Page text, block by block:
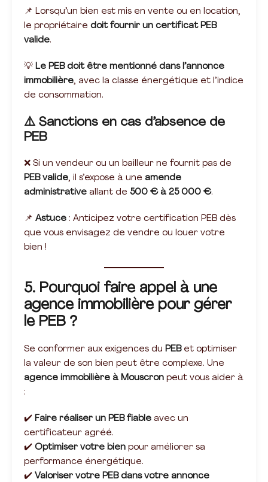
📌 Lorsqu’un bien est mis en vente ou en location,
le propriétaire doit fournir un certificat PEB
valide.
💡 Le PEB doit être mentionné dans l’annonce
immobilière, avec la classe énergétique et l’indice
de consommation.
⚠️ Sanctions en cas d’absence de
PEB
❌ Si un vendeur ou un bailleur ne fournit pas de
PEB valide, il s’expose à une amende
administrative allant de 500 € à 25 000 €.
📌 Astuce : Anticipez votre certification PEB dès
que vous envisagez de vendre ou louer votre
bien !
5. Pourquoi faire appel à une
agence immobilière pour gérer
le PEB ?
Se conformer aux exigences du PEBet optimiser
la valeur de son bien peut être complexe. Une
agence immobilière à Mouscron peut vous aider à
:
✔️ Faire réaliser un PEB fiable avec un
certificateur agréé.
✔️ Optimiser votre bien pour améliorer sa
performance énergétique.
✔️ Valoriser votre PEB dans votre annonce